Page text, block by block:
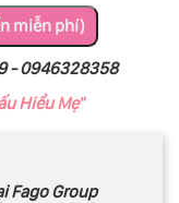
- 0946328358
Hiểu Mẹ"
Fago Group